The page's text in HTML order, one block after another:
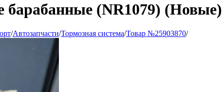
барабанные (NR1079) (Новые)
/Автозапчасти/Тормозная система/Товар №25903870/